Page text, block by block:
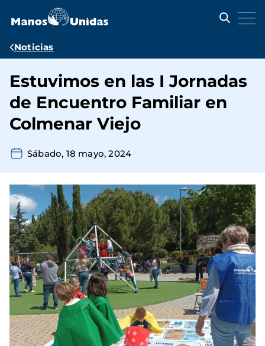
contenido
Ruta
navegación
Noticias
Estuvimos en las I Jornadas
de Encuentro Familiar en
Colmenar Viejo
Sábado, 18 mayo, 2024